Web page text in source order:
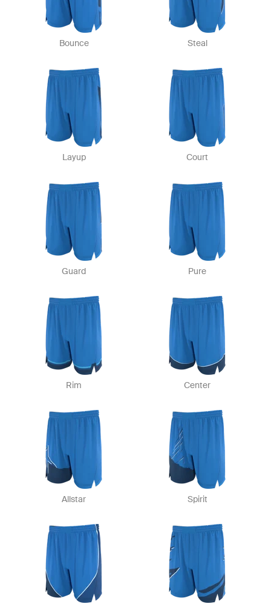
Bounce Steal
Layup Court
Guard Pure
Rim Center
Allstar Spirit